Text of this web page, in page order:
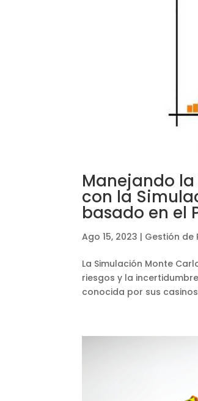
Manejando
con la
basado en el
Ago 15, 2023 | Gestión de
La Simulación Monte
riesgos y la
conocida por sus